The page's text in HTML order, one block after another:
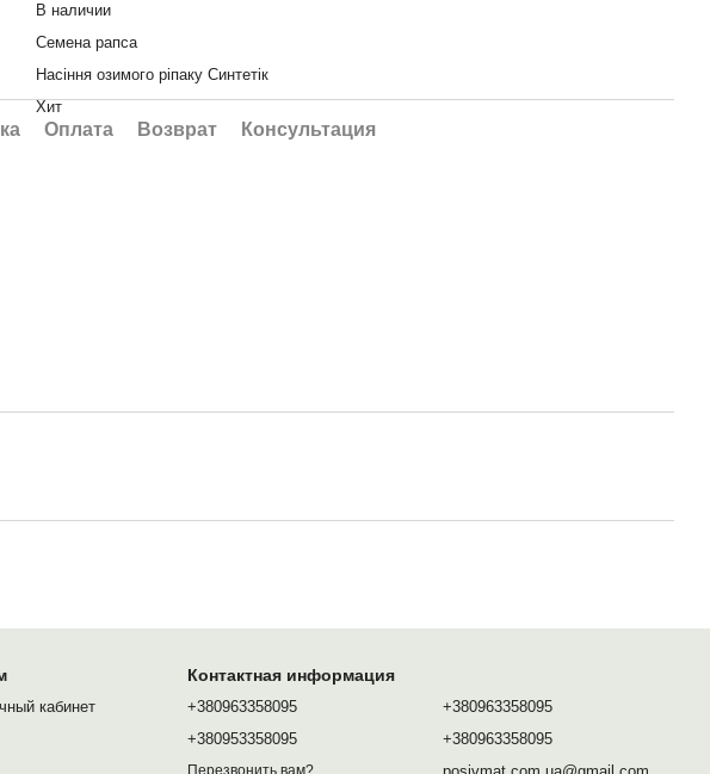
В наличии
Семена рапса
Насіння озимого ріпаку Синтетік
Хит
Оплата Возврат Консультация
кабинет
Контактная информация
+380963358095
+380953358095
+380963358095
+380963358095